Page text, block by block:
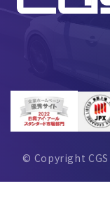
© Copyright CGS